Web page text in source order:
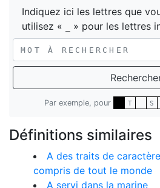
Indiquez ici les lettres que
utilisez «
» pour les lettres
Par exemple, pour T S
Définitions similaires
A des traits de
compris de tout le monde
A servi dans la marine